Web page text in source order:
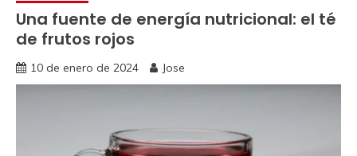
Una fuente de energía nutricional: el té
de frutos rojos
10 de enero de 2024 Jose